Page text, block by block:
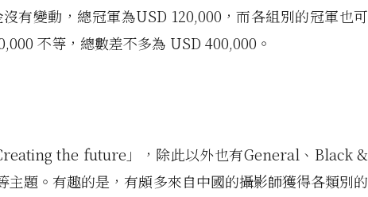
有變動，總冠軍為USD 120,000，而各組別的冠軍也可
不等，總數差不多為 USD 400,000。
the future」，除此以外也有General、Black &
題。有趣的是，有頗多來自中國的攝影師獲得各類別的